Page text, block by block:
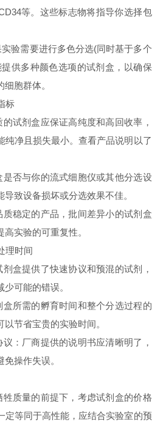
等。这些标志物将指导你选择包
需要进行多色分选(同时基于多个
供多种颜色选项的试剂盒，以确保
胞群体。
标
剂盒应保证高纯度和高回收率，
纯净且损失最小。查看产品说明以了
否与你的流式细胞仪或其他分选设
致设备损坏或分选效果不佳。
稳定的产品，批间差异小的试剂盒
实验的可重复性。
时间
提供了快速协议和预混的试剂，
可能的错误。
所需的孵育时间和整个分选过程的
节省宝贵的实验时间。
厂商提供的说明书应清晰明了，
操作失误。
质量的前提下，考虑试剂盒的价格
定等同于高性能，应结合实验室的预